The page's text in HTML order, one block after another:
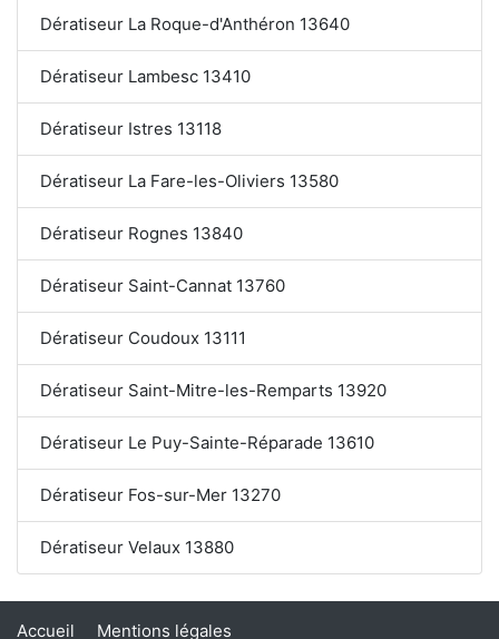
Dératiseur La Roque-d'Anthéron 13640
Dératiseur Lambesc 13410
Dératiseur Istres 13118
Dératiseur La Fare-les-Oliviers 13580
Dératiseur Rognes 13840
Dératiseur Saint-Cannat 13760
Dératiseur Coudoux 13111
Dératiseur Saint-Mitre-les-Remparts 13920
Dératiseur Le Puy-Sainte-Réparade 13610
Dératiseur Fos-sur-Mer 13270
Dératiseur Velaux 13880
Accueil Mentions légales